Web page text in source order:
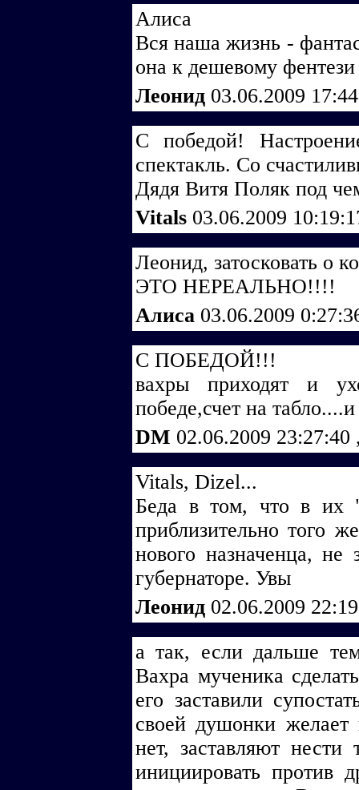
Алиса
Вся наша жизнь -
она к дешевому фентези
Леонид 03.06.2009
C победой!
спектакль. Со
Дядя Витя Поляк под
Vitals 03.06.2009
Леонид, затосковать о
ЭТО НЕРЕАЛЬНО!!!!
Алиса 03.06.2009
С ПОБЕДОЙ!!!
вахры приходят и
победе,счет на
DM 02.06.2009 23:27:40
Vitals, Dizel...
Беда в том, что в их
приблизительно того
нового назначенца, не
губернаторе. Увы
Леонид 02.06.2009
а так, если дальше
Вахра мученика
его заставили
своей душонки желает
нет, заставляют
инициировать против